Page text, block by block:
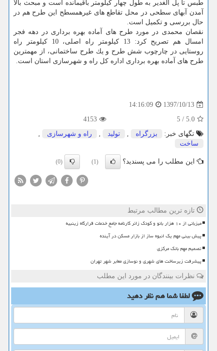
طبس تا پل الغدیر به طول چهار كیلومتر باقیمانده است و مبحث بالا
آمدن آبهای سطحی در محل تقاطع های غیرهمسطح این طرح هم در
حال بررسی و تكمیل است.
نقصان محمدی در مورد طرح های آماده بهره برداری در دهه فجر
امسال هم تصریح كرد: 13 كیلومتر راه اصلی، 10 كیلومتر راه
روستایی در چارچوب شش طرح و یك طرح ساختمانی، از مهمترین
طرح های آماده بهره برداری اداره كل راه و شهرسازی استان است.
1397/10/13
14:16:09
5.0
/
5
4153
تگهای خبر:
بزرگراه , تولید , راه و شهرسازی
,
ساخت
این مطلب را می پسندید؟ (1)
(0)
تازه ترین مطالب مرتبط
میزبانی از ۱۰ هزار بانو و کودک زائر کارنامه جامع خدمات قرارگاه زینبیه
پیش بینی مهم یک انبوه ساز از بازار مسکن در آینده
تصمیم مهم بانک مرکزی
پیشرفت زیرساخت های شهری و نوسازی معابر شهر تهران
نظرات بینندگان در مورد این مطلب
لطفا شما همنظر دهید